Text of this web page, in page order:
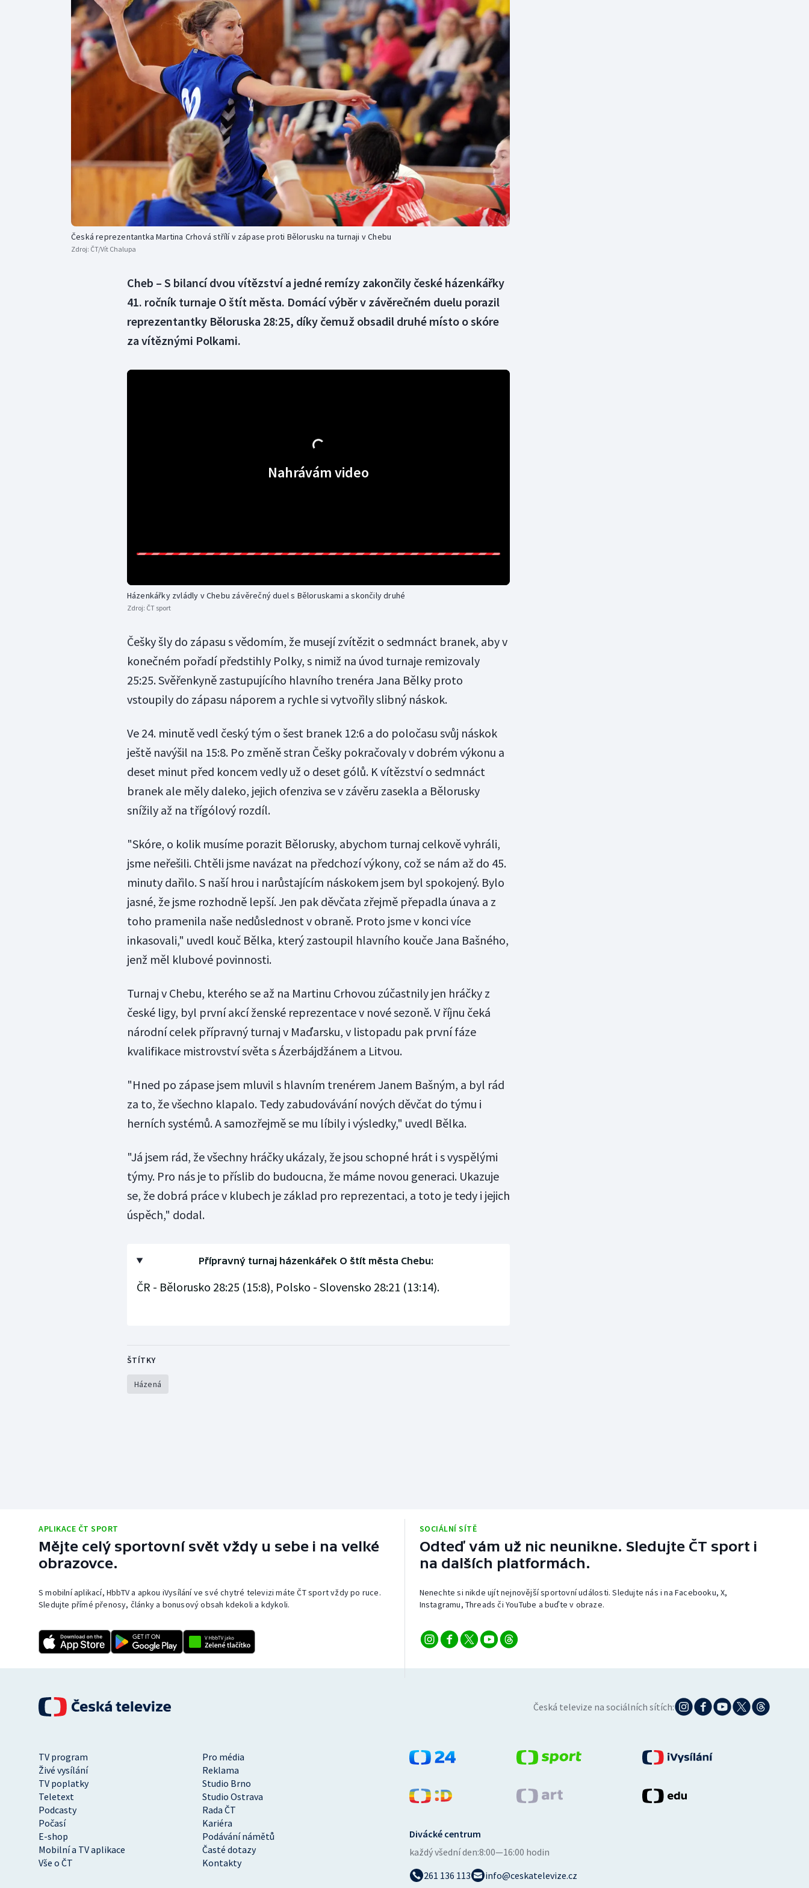
Curling
Dostihy
Florbal
Futsal
Golf
Gymnastika
Moderní pětiboj
Motorsport
Olympijské hry
Parasport
Plavání
Plážový volejbal
Triatlon
Veslování
Vodní slalom
Volejbal
Ostatní
Česká reprezentantka Martina Crhová střílí v zápase proti Bělorusku na turnaji v Chebu
Zdroj: ČT/Vít Chalupa
Cheb – S bilancí dvou vítězství a jedné remízy zakončily české házenkářky
41. ročník turnaje O štít města. Domácí výběr v závěrečném duelu porazil
reprezentantky Běloruska 28:25, díky čemuž obsadil druhé místo o skóre
za vítěznými Polkami.
Nahrávám video
Házenkářky zvládly v Chebu závěrečný duel s Běloruskami a skončily druhé
Zdroj: ČT sport
Češky šly do zápasu s vědomím, že musejí zvítězit o sedmnáct branek, aby v
konečném pořadí předstihly Polky, s nimiž na úvod turnaje remizovaly
25:25. Svěřenkyně zastupujícího hlavního trenéra Jana Bělky proto
vstoupily do zápasu náporem a rychle si vytvořily slibný náskok.
Ve 24. minutě vedl český tým o šest branek 12:6 a do poločasu svůj náskok
ještě navýšil na 15:8. Po změně stran Češky pokračovaly v dobrém výkonu a
deset minut před koncem vedly už o deset gólů. K vítězství o sedmnáct
branek ale měly daleko, jejich ofenziva se v závěru zasekla a Bělorusky
snížily až na třígólový rozdíl.
"Skóre, o kolik musíme porazit Bělorusky, abychom turnaj celkově vyhráli,
jsme neřešili. Chtěli jsme navázat na předchozí výkony, což se nám až do 45.
minuty dařilo. S naší hrou i narůstajícím náskokem jsem byl spokojený. Bylo
jasné, že jsme rozhodně lepší. Jen pak děvčata zřejmě přepadla únava a z
toho pramenila naše nedůslednost v obraně. Proto jsme v konci více
inkasovali," uvedl kouč Bělka, který zastoupil hlavního kouče Jana Bašného,
jenž měl klubové povinnosti.
Turnaj v Chebu, kterého se až na Martinu Crhovou zúčastnily jen hráčky z
české ligy, byl první akcí ženské reprezentace v nové sezoně. V říjnu čeká
národní celek přípravný turnaj v Maďarsku, v listopadu pak první fáze
kvalifikace mistrovství světa s Ázerbájdžánem a Litvou.
"Hned po zápase jsem mluvil s hlavním trenérem Janem Bašným, a byl rád
za to, že všechno klapalo. Tedy zabudovávání nových děvčat do týmu i
herních systémů. A samozřejmě se mu líbily i výsledky," uvedl Bělka.
"Já jsem rád, že všechny hráčky ukázaly, že jsou schopné hrát i s vyspělými
týmy. Pro nás je to příslib do budoucna, že máme novou generaci. Ukazuje
se, že dobrá práce v klubech je základ pro reprezentaci, a toto je tedy i jejich
úspěch," dodal.
Přípravný turnaj házenkářek O štít města Chebu:
ČR - Bělorusko 28:25 (15:8), Polsko - Slovensko 28:21 (13:14).
ŠTÍTKY
Házená
APLIKACE ČT SPORT
Mějte celý sportovní svět vždy u sebe i na velké
obrazovce.
S mobilní aplikací, HbbTV a apkou iVysílání ve své chytré televizi máte ČT sport vždy po ruce.
Sledujte přímé přenosy, články a bonusový obsah kdekoli a kdykoli.
SOCIÁLNÍ SÍTĚ
Odteď vám už nic neunikne. Sledujte ČT sport i
na dalších platformách.
Nenechte si nikde ujít nejnovější sportovní události. Sledujte nás i na Facebooku, X,
Instagramu, Threads či YouTube a buďte v obraze.
Česká televize na sociálních sítích:
TV program
Pro média
Živé vysílání
Reklama
TV poplatky
Studio Brno
Teletext
Studio Ostrava
Podcasty
Rada ČT
Počasí
Kariéra
E-shop
Podávání námětů
Mobilní a TV aplikace
Časté dotazy
Vše o ČT
Kontakty
Divácké centrum
každý všední den:8:00—16:00 hodin
261 136 113
info@ceskatelevize.cz